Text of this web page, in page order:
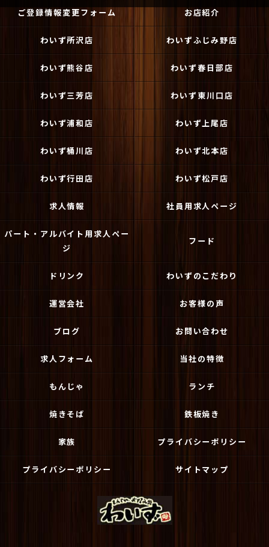
ご登録情報変更フォーム お店紹介
わいず所沢店 わいずふじみ野店
わいず熊谷店 わいず春日部店
わいず三芳店 わいず東川口店
わいず浦和店 わいず上尾店
わいず桶川店 わいず北本店
わいず行田店 わいず松戸店
求人情報 社員用求人ページ
パート・アルバイト用求人ペー
ジ
フード
ドリンク わいずのこだわり
運営会社 お客様の声
ブログ お問い合わせ
求人フォーム 当社の特徴
もんじゃ ランチ
焼きそば 鉄板焼き
家族 プライバシーポリシー
プライバシーポリシー サイトマップ